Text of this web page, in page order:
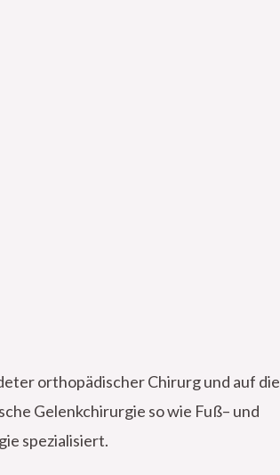
orthopädischer Chirurg und auf die
Gelenkchirurgie so wie Fuß– und
spezialisiert.